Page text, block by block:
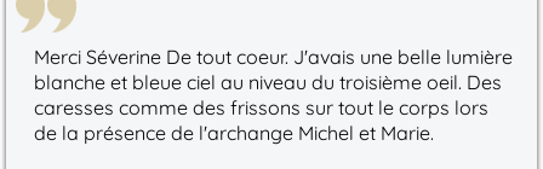
Merci Séverine De tout coeur. J'avais une belle lumière
blanche et bleue ciel au niveau du troisième oeil. Des
caresses comme des frissons sur tout le corps lors
de la présence de l'archange Michel et Marie.